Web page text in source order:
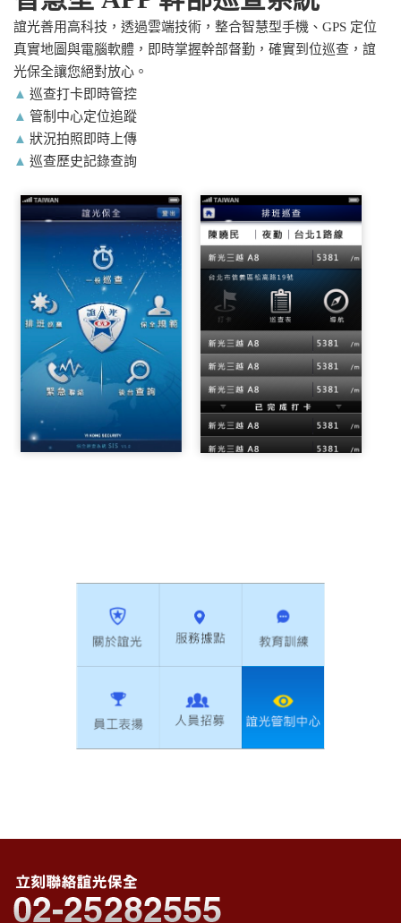
誼光善用高科技，透過雲端技術，整合智慧型手機、GPS 定位
真實地圖與電腦軟體，即時掌握幹部督勤，確實到位巡查，誼
光保全讓您絕對放心。
▲ 巡查打卡即時管控
▲ 管制中心定位追蹤
▲ 狀況拍照即時上傳
▲ 巡查歷史記錄查詢